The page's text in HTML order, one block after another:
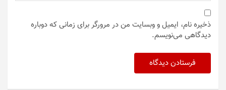
ذخیره نام، ایمیل و وبسایت من در مرورگر برای زمانی که دوباره
دیدگاهی می‌نویسم.